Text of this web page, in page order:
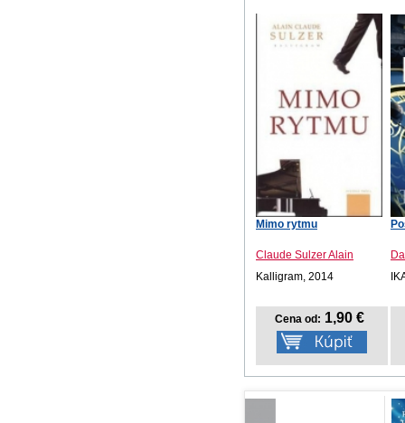
Mimo rytmu
Claude Sulzer Alain
Kalligram, 2014
Cena od: 1,90 €